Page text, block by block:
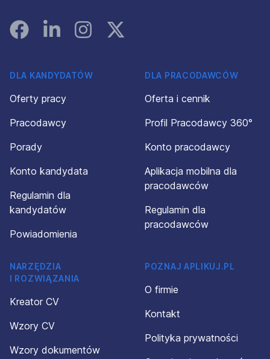
FacebookLinked InInstagramInstagram
DLA KANDYDATÓW
Oferty pracy
Pracodawcy
Porady
Konto kandydata
Regulamin dla
kandydatów
Powiadomienia
DLA PRACODAWCÓW
Oferta i cennik
Profil Pracodawcy 360°
Konto pracodawcy
Aplikacja mobilna dla
pracodawców
Regulamin dla
pracodawców
NARZĘDZIA
I ROZWIĄZANIA
Kreator CV
Wzory CV
Wzory dokumentów
POZNAJ APLIKUJ.PL
O firmie
Kontakt
Polityka prywatności